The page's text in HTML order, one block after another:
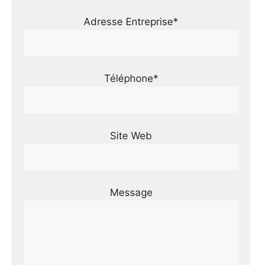
Adresse Entreprise*
Téléphone*
Site Web
Message